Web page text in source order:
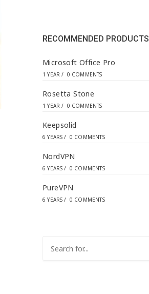
s
RECOMMENDED PRODUCTS
Microsoft Office Pro
1 YEAR / 0 COMMENTS
Rosetta Stone
1 YEAR / 0 COMMENTS
Keepsolid
6 YEARS / 0 COMMENTS
NordVPN
6 YEARS / 0 COMMENTS
PureVPN
6 YEARS / 0 COMMENTS